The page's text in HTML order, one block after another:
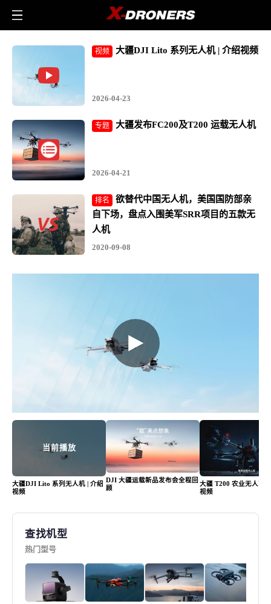
X-
Droners
无
人
机
门
户
无
机
视频 大疆DJI Lito 系列无人机 | 介绍视频
2026-04-23
专题 大疆发布FC200及T200 运载无人机
2026-04-21
排名
欲替代中国无人机，美国国防部亲
自下场，盘点入围美军SRR项目的五款无
人机
2020-09-08
当前播放
大疆DJI Lito 系列无人机 | 介绍
视频
DJI 大疆运载新品发布会全程回
顾
大疆 T200 农业无人飞
视频
查找机型
热门型号